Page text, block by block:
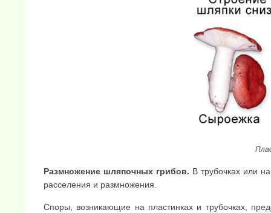
Размножение шляпочных грибов. В трубочках или
расселения и размножения.
Споры, возникающие на пластинках и трубочках,